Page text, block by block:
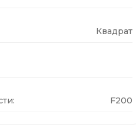
Квадрат
F200